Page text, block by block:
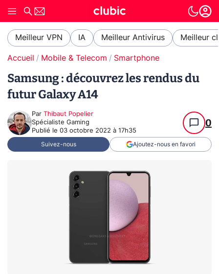
Meilleur VPN IA Meilleur Antivirus Meilleur
Accueil Mobile & Telecom Smartphone
Samsung : découvrez les rendus du
futur Galaxy A14
Par Thibaut Popelier
Spécialiste Gaming
Publié le 03 octobre 2022 à 17h35
0
Suivez-nous Ajoutez-nous en favori